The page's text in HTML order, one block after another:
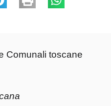
Comunali toscane